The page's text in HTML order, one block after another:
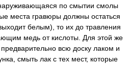
по смытии смолы
места гравюры должны остаться
белым), то их до травления
медь от кислоты. Для этой же
всю доску лаком и
смыть лак с тех мест, которые